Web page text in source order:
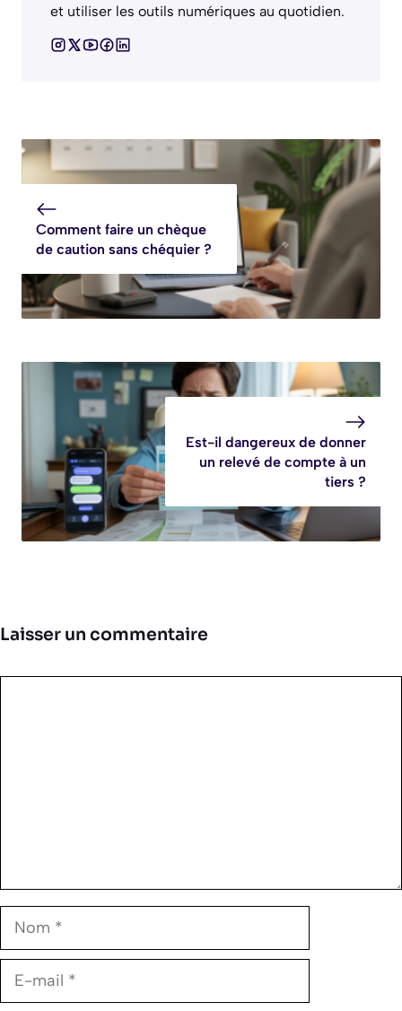
et utiliser les outils numériques au quotidien.
Comment faire un chèque
de caution sans chéquier ?
Est-il dangereux de donner
un relevé de compte à un
tiers ?
Laisser un commentaire
Nom
E-